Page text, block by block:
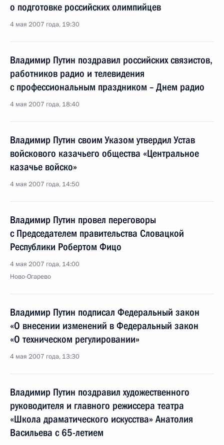
о подготовке российских олимпийцев
4 мая 2007 года, 19:30
Владимир Путин поздравил российских связистов,
работников радио и телевидения
с профессиональным праздником – Днем радио
4 мая 2007 года, 18:40
Владимир Путин своим Указом утвердил Устав
войскового казачьего общества «Центральное
казачье войско»
4 мая 2007 года, 14:50
Владимир Путин провел переговоры
с Председателем правительства Словацкой
Республики Робертом Фицо
4 мая 2007 года, 14:00
Ново-Огарево
Владимир Путин подписал Федеральный закон
«О внесении изменений в Федеральный закон
«О техническом регулировании»
4 мая 2007 года, 13:30
Владимир Путин поздравил художественного
руководителя и главного режиссера театра
«Школа драматического искусства» Анатолия
Васильева с 65-летием